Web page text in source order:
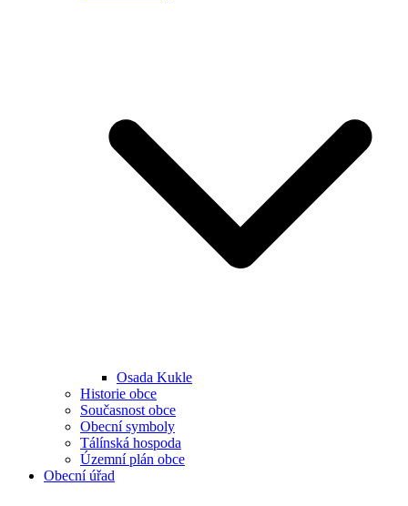
Osada Kukle
Historie obce
Současnost obce
Obecní symboly
Tálínská hospoda
Územní plán obce
Obecní úřad